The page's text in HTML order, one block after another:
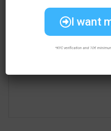
publicada. Los campos
COMENTARIO*
*KYC verification and 10€